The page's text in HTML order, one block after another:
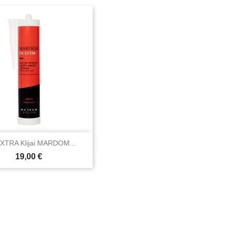
Klijai MARDOM...
Kaina
19,00 €
Greita peržiūra